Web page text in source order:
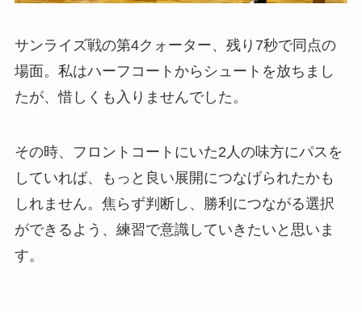
サンライズ戦の第4クォーター、残り7秒で同点の
場面。私はハーフコートからシュートを放ちまし
たが、惜しくも入りませんでした。
その時、フロントコートにいた2人の味方にパスを
していれば、もっと良い展開につなげられたかも
しれません。焦らず判断し、勝利につながる選択
ができるよう、練習で意識していきたいと思いま
す。